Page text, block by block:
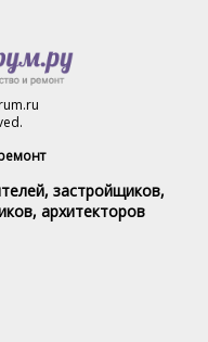
застройщиков,
архитекторов